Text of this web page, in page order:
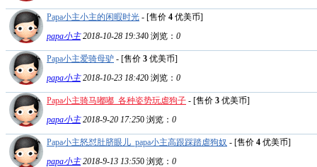
Papa小主小主的闲暇时光 - [售价 4 优美币]
papa小主 2018-10-28 19:340 浏览： 0
Papa小主爱骑母驴 - [售价 3 优美币]
papa小主 2018-10-23 18:420 浏览： 0
Papa小主骑马嘟嘟_各种姿势玩虐狗子 - [售价 3 优美币]
papa小主 2018-9-20 17:250 浏览： 0
Papa小主怒怼肚脐眼儿_papa小主高跟踩踏虐狗奴 - [售价 4 优美币]
papa小主 2018-9-13 13:550 浏览： 0